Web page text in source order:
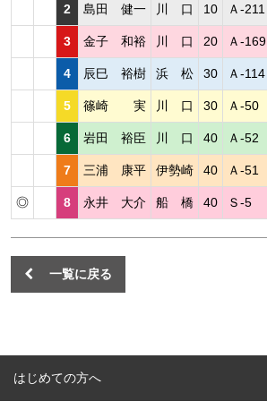
2 島田 健一 川 口 10 Ａ-211
3 金子 和裕 川 口 20 Ａ-169
4 辰巳 裕樹 浜 松 30 Ａ-114
5 篠崎 実 川 口 30 Ａ-50
6 岩田 裕臣 川 口 40 Ａ-52
7 三浦 康平 伊勢崎 40 Ａ-51
◎ 8 永井 大介 船 橋 40 Ｓ-5
一覧に戻る
はじめての方へ